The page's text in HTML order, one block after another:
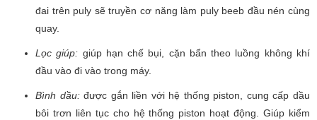
đai trên puly sẽ truyền cơ năng làm puly beeb đầu nén cùng
quay.
Lọc giúp: giúp hạn chế bụi, cặn bẩn theo luồng không khí
đầu vào đi vào trong máy.
Bình dầu:được gắn liền với hệ thống piston, cung cấp dầu
bôi trơn liên tục cho hệ thống piston hoạt động. Giúp kiểm